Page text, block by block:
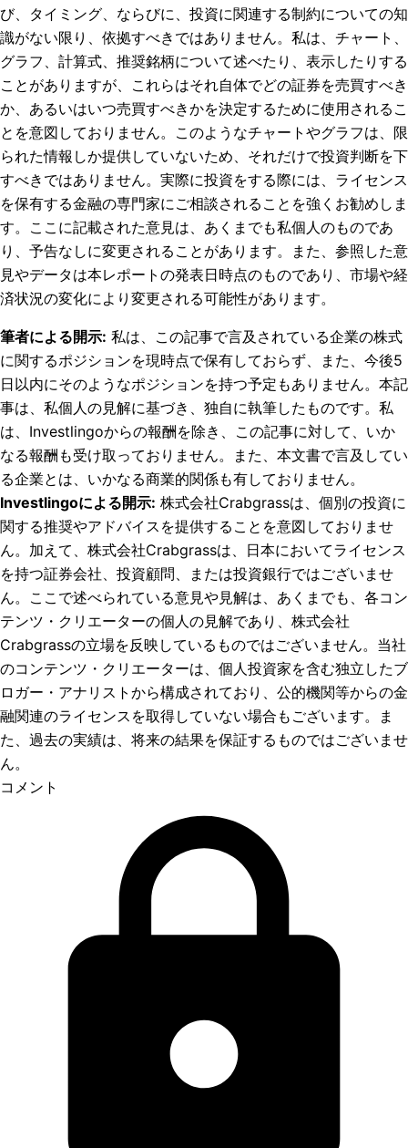
び、タイミング、ならびに、投資に関連する制約についての知
識がない限り、依拠すべきではありません。私は、チャート、
グラフ、計算式、推奨銘柄について述べたり、表示したりする
ことがありますが、これらはそれ自体でどの証券を売買すべき
か、あるいはいつ売買すべきかを決定するために使用されるこ
とを意図しておりません。このようなチャートやグラフは、限
られた情報しか提供していないため、それだけで投資判断を下
すべきではありません。実際に投資をする際には、ライセンス
を保有する金融の専門家にご相談されることを強くお勧めしま
す。ここに記載された意見は、あくまでも私個人のものであ
り、予告なしに変更されることがあります。また、参照した意
見やデータは本レポートの発表日時点のものであり、市場や経
済状況の変化により変更される可能性があります。
筆者による開示: 私は、この記事で言及されている企業の株式
に関するポジションを現時点で保有しておらず、また、今後5
日以内にそのようなポジションを持つ予定もありません。 本記
事は、私個人の見解に基づき、独自に執筆したものです。私
は、Investlingoからの報酬を除き、この記事に対して、いか
なる報酬も受け取っておりません。また、本文書で言及してい
る企業とは、いかなる商業的関係も有しておりません。
Investlingoによる開示: 株式会社Crabgrassは、個別の投資に
関する推奨やアドバイスを提供することを意図しておりませ
ん。加えて、株式会社Crabgrassは、日本においてライセンス
を持つ証券会社、投資顧問、または投資銀行ではございませ
ん。ここで述べられている意見や見解は、あくまでも、各コン
テンツ・クリエーターの個人の見解であり、株式会社
Crabgrassの立場を反映しているものではございません。当社
のコンテンツ・クリエーターは、個人投資家を含む独立したブ
ロガー・アナリストから構成されており、公的機関等からの金
融関連のライセンスを取得していない場合もございます。ま
た、過去の実績は、将来の結果を保証するものではございませ
ん。
コメント